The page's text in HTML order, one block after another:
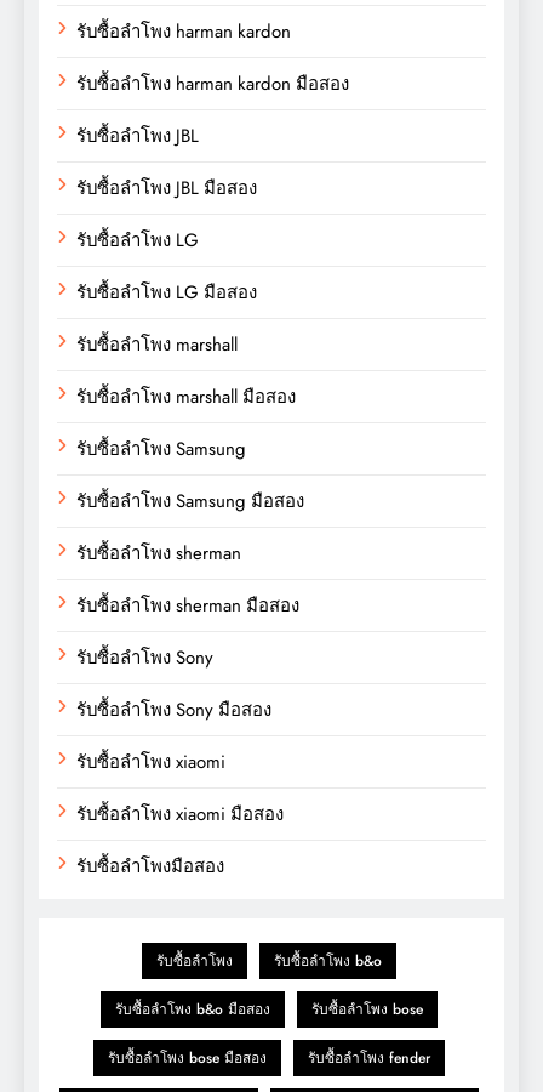
รับซื้อลำโพง harman kardon
รับซื้อลำโพง harman kardon มือสอง
รับซื้อลำโพง JBL
รับซื้อลำโพง JBL มือสอง
รับซื้อลำโพง LG
รับซื้อลำโพง LG มือสอง
รับซื้อลำโพง marshall
รับซื้อลำโพง marshall มือสอง
รับซื้อลำโพง Samsung
รับซื้อลำโพง Samsung มือสอง
รับซื้อลำโพง sherman
รับซื้อลำโพง sherman มือสอง
รับซื้อลำโพง Sony
รับซื้อลำโพง Sony มือสอง
รับซื้อลำโพง xiaomi
รับซื้อลำโพง xiaomi มือสอง
รับซื้อลำโพงมือสอง
รับซื้อลำโพง รับซื้อลำโพง b&o
รับซื้อลำโพง b&o มือสอง รับซื้อลำโพง bose
รับซื้อลำโพง bose มือสอง รับซื้อลำโพง fender